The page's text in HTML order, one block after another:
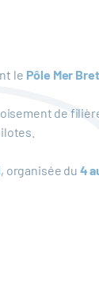
le Pôle Mer
de
, organisée du 4